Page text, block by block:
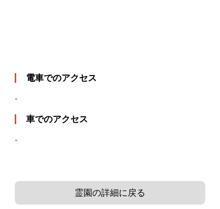
電車でのアクセス
-
車でのアクセス
-
霊園の詳細に戻る